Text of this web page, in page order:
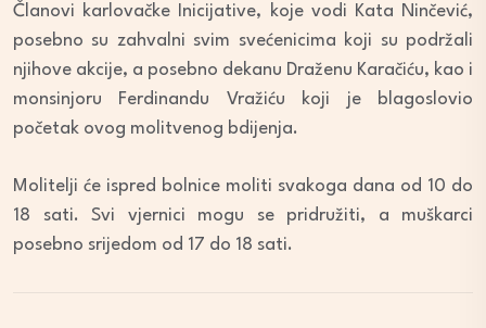
Članovi karlovačke Inicijative, koje vodi Kata Ninčević,
posebno su zahvalni svim svećenicima koji su podržali
njihove akcije, a posebno dekanu Draženu Karačiću, kao i
monsinjoru Ferdinandu Vražiću koji je blagoslovio
početak ovog molitvenog bdijenja.
Molitelji će ispred bolnice moliti svakoga dana od 10 do
18 sati. Svi vjernici mogu se pridružiti, a muškarci
posebno srijedom od 17 do 18 sati.